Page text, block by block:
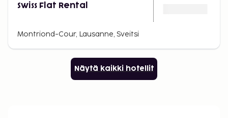
Swiss Flat Rental
Montriond-Cour, Lausanne, Sveitsi
Näytä kaikki hotellit